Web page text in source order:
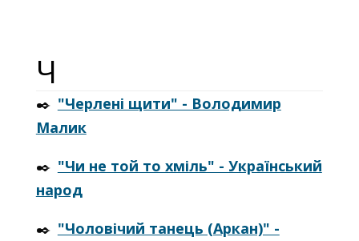
Ч
✒️ "Черлені щити" - Володимир
Малик
✒️ "Чи не той то хміль" - Український
народ
✒️ "Чоловічий танець (Аркан)" -